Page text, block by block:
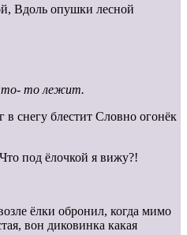
Вдоль опушки лесной
то лежит.
снегу блестит Словно огонёк
под ёлочкой я вижу?!
ёлки обронил, когда мимо
вон диковинка какая